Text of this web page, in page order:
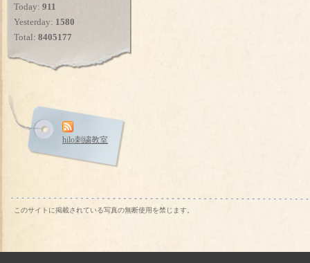
Today: 911
Yesterday: 1580
Total: 8405177
hilo刺繍教室
このサイトに掲載されている写真の無断使用を禁じます。